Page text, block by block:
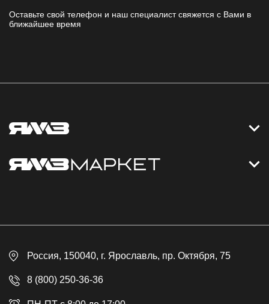
Оставьте свой телефон и наш специалист свяжется с Вами в
ближайшее время
Контакты
Доставка
Контакты
Гарантия
Россия, 150040, г. Ярославль, пр. Октября, 75
8 (800) 250-36-36